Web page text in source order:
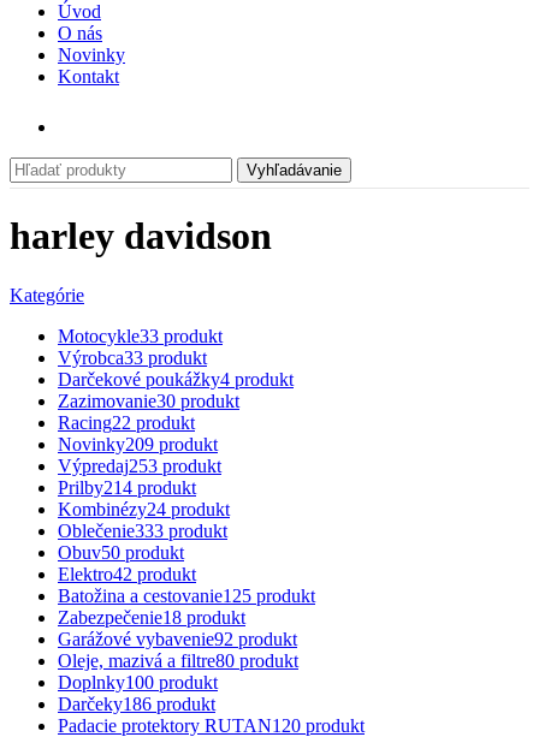
Úvod
O nás
Novinky
Kontakt
Vyhľadávanie
harley davidson
Kategórie
Motocykle33 produkt
Výrobca33 produkt
Darčekové poukážky4 produkt
Zazimovanie30 produkt
Racing22 produkt
Novinky209 produkt
Výpredaj253 produkt
Prilby214 produkt
Kombinézy24 produkt
Oblečenie333 produkt
Obuv50 produkt
Elektro42 produkt
Batožina a cestovanie125 produkt
Zabezpečenie18 produkt
Garážové vybavenie92 produkt
Oleje, mazivá a filtre80 produkt
Doplnky100 produkt
Darčeky186 produkt
Padacie protektory RUTAN120 produkt